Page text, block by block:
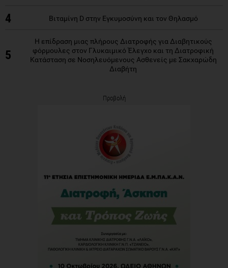
4 Βιταμίνη D στην Εγκυμοσύνη και τον Θηλασμό
5
Η επίδραση μιας πλήρους Διατροφής για Διαβητικούς
φόρμουλες στον Γλυκαιμικό Έλεγχο και τη Διατροφική
Κατάσταση σε Νοσηλευόμενους Ασθενείς με Σακχαρώδη
Διαβήτη
Προβολή